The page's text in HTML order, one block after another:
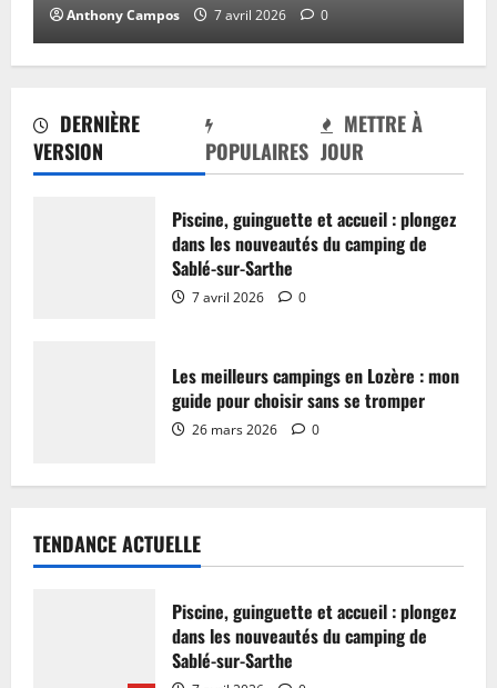
DERNIÈRE
VERSION
POPULAIRES
METTRE À
JOUR
Piscine, guinguette et accueil : plongez
dans les nouveautés du camping de
Sablé-sur-Sarthe
7 avril 2026 0
Les meilleurs campings en Lozère : mon
guide pour choisir sans se tromper
26 mars 2026 0
Anthony Campos 7 avril 2026 0
TENDANCE ACTUELLE
Piscine, guinguette et accueil : plongez
dans les nouveautés du camping de
Sablé-sur-Sarthe